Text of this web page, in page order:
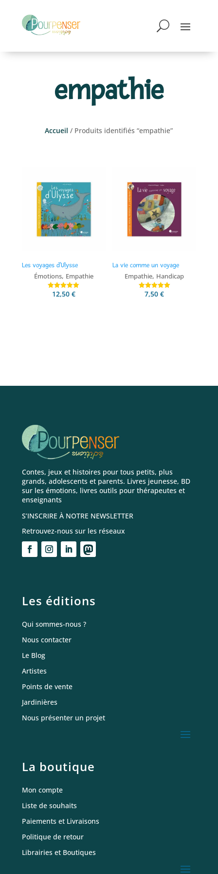
empathie
Accueil / Produits identifiés “empathie”
Les voyages d’Ulysse
Émotions, Empathie
Note
12,50 €
La vie comme un voyage
Empathie, Handicap
Note7,50€
Contes, jeux et histoires pour tous petits, plus
grands, adolescents et parents. Livres jeunesse, BD
sur les émotions, livres outils pour thérapeutes et
enseignants
S’INSCRIRE À NOTRE NEWSLETTER
Retrouvez-nous sur les réseaux
Les éditions
Qui sommes-nous ?
Nous contacter
Le Blog
Artistes
Points de vente
Jardinières
Nous présenter un projet
La boutique
Mon compte
Liste de souhaits
Paiements et Livraisons
Politique de retour
Librairies et Boutiques